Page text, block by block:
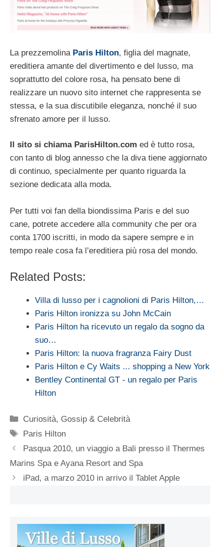
La prezzemolina Paris Hilton, figlia del magnate,
ereditiera amante del divertimento e del lusso, ma
soprattutto del colore rosa, ha pensato bene di
realizzare un nuovo sito internet che rappresenta se
stessa, e la sua discutibile eleganza, nonché il suo
sfrenato amore per il lusso.
Il sito si chiama ParisHilton.com ed è tutto rosa,
con tanto di blog annesso che la diva tiene aggiornato
di continuo, specialmente per quanto riguarda la
sezione dedicata alla moda.
Per tutti voi fan della biondissima Paris e del suo
cane, potrete accedere alla community che per ora
conta 1700 iscritti, in modo da sapere sempre e in
tempo reale cosa fa l’ereditiera più rosa del mondo.
Related Posts:
Villa di lusso per i cagnolioni di Paris Hilton,…
Paris Hilton ironizza su John McCain
Paris Hilton ha ricevuto un regalo da sogno da
suo…
Paris Hilton: la nuova fragranza Fairy Dust
Paris Hilton e Cy Waits ... shopping a New York
Bentley Continental GT - un regalo per Paris
Hilton
Categorie
Curiosità, Gossip & Celebrità
Tag
Paris Hilton
Pasqua 2010, un viaggio a Bali presso il Thermes
Marins Spa e Ayana Resort and Spa
iPad, a marzo 2010 in arrivo il Tablet Apple